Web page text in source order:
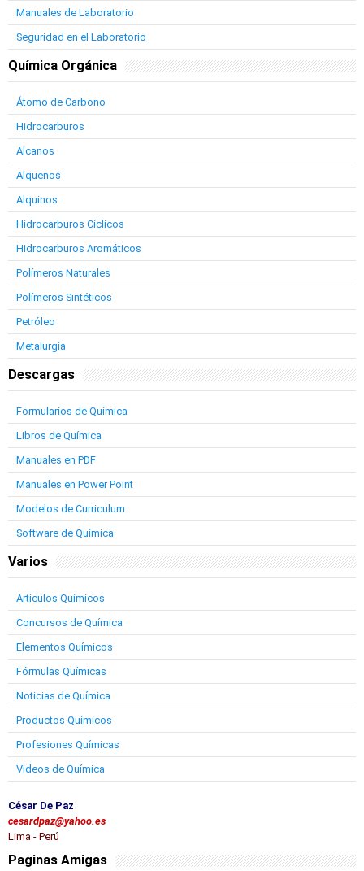
Manuales de Laboratorio
Seguridad en el Laboratorio
Química Orgánica
Átomo de Carbono
Hidrocarburos
Alcanos
Alquenos
Alquinos
Hidrocarburos Cíclicos
Hidrocarburos Aromáticos
Polímeros Naturales
Polímeros Sintéticos
Petróleo
Metalurgía
Descargas
Formularios de Química
Libros de Química
Manuales en PDF
Manuales en Power Point
Modelos de Curriculum
Software de Química
Varios
Artículos Químicos
Concursos de Química
Elementos Químicos
Fórmulas Químicas
Noticias de Química
Productos Químicos
Profesiones Químicas
Videos de Química
César De Paz
cesardpaz@yahoo.es
Lima - Perú
Paginas Amigas